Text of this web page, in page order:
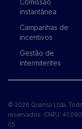
Comissão
instantânea
Campanhas de
incentivos
Gestão de
intermitentes
© 2026 Quansa Ltda.
reservados. CNPJ:
05